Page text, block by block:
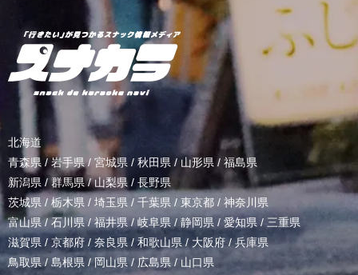
北海道
青森県 / 岩手県/ 宮城県 / 秋田県 / 山形県/ 福島県
新潟県 /群馬県/山梨県 / 長野県
茨城県 / 栃木県 / 埼玉県 / 千葉県 / 東京都 / 神奈川県
富山県 /石川県/福井県/岐阜県 / 静岡県 / 愛知県 / 三重県
滋賀県 / 京都府 / 奈良県 / 和歌山県/ 大阪府 /兵庫県
鳥取県/ 島根県 /岡山県/ 広島県 / 山口県